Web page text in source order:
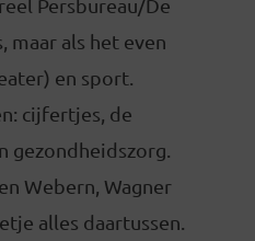
maar als het even
en sport.
cijfertjes, de
gezondheidszorg.
Webern, Wagner
alles daartussen.